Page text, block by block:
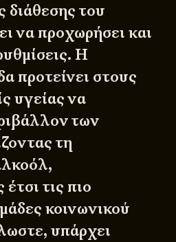
διάθεσης του
να προχωρήσει και
Η
προτείνει στους
υγείας να
των
τη
τις πιο
κοινωνικού
υπάρχει